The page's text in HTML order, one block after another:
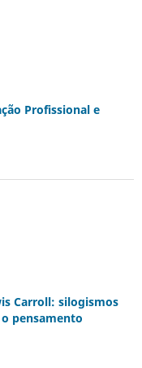
Profissional e
Carroll: silogismos
pensamento